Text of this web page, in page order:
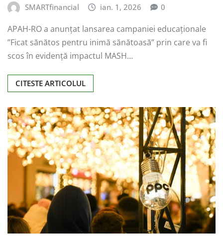
SMARTfinancial ian. 1, 2026 0
APAH-RO a anunțat lansarea campaniei educaționale
”Ficat sănătos pentru inimă sănătoasă” prin care va fi
scos în evidență impactul MASH…
CITESTE ARTICOLUL